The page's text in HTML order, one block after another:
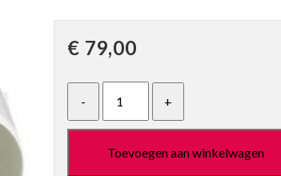
€ 79,00
Toevoegen aan winkelwagen